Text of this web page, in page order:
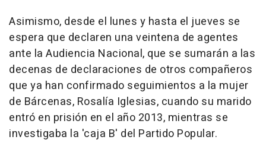
Asimismo, desde el lunes y hasta el jueves se
espera que declaren una veintena de agentes
ante la Audiencia Nacional, que se sumarán a las
decenas de declaraciones de otros compañeros
que ya han confirmado seguimientos a la mujer
de Bárcenas, Rosalía Iglesias, cuando su marido
entró en prisión en el año 2013, mientras se
investigaba la 'caja B' del Partido Popular.